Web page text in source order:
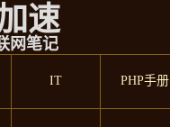
速
网笔记
IT PHP手册